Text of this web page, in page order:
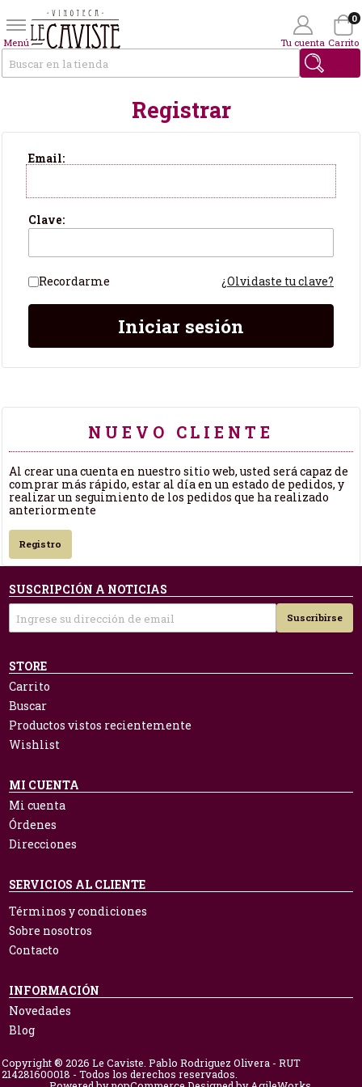
Menú Tu cuenta
Wishlist
Carrito
0
Registrar
Soy Cliente
Email:
Clave:
Recordarme ¿Olvidaste tu clave?
Iniciar sesión
NUEVO CLIENTE
Al crear una cuenta en nuestro sitio web, usted será capaz de
comprar más rápido, estar al día en un estado de pedidos, y
realizar un seguimiento de los pedidos que ha realizado
anteriormente
Registro
SUSCRIPCIÓN A NOTICIAS
Suscribirse
STORE
Carrito
Buscar
Productos vistos recientemente
Wishlist
MI CUENTA
Mi cuenta
Órdenes
Direcciones
SERVICIOS AL CLIENTE
Términos y condiciones
Sobre nosotros
Contacto
INFORMACIÓN
Novedades
Blog
Copyright ® 2026 Le Caviste. Pablo Rodriguez Olivera - RUT
214281600018 - Todos los derechos reservados.